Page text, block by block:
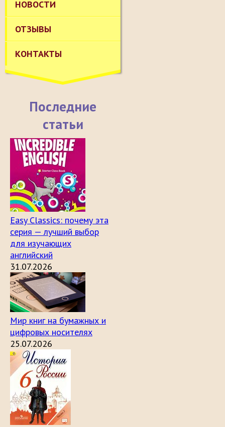
НОВОСТИ
ОТЗЫВЫ
КОНТАКТЫ
Последние
статьи
Easy Classics: почему эта
серия — лучший выбор
для изучающих
английский
31.07.2026
Мир книг на бумажных и
цифровых носителях
25.07.2026